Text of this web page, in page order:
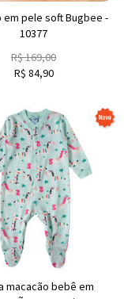
em pele soft Bugbee -
10377
R$169,00
R$ 84,90
macacão bebê em